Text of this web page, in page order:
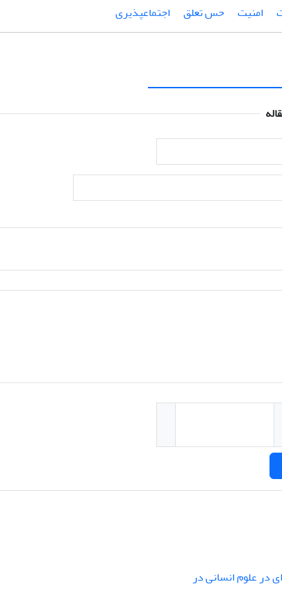
امنیت حس تعلق اجتماعپذیری
در علوم انسانی در